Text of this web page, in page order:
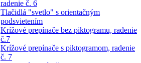
radenie č. 6
Tlačidlá "svetlo" s orientačným
podsvietením
Krížové prepínače bez piktogramu, radenie
č.7
Krížové prepínače s piktogramom, radenie
č. 7